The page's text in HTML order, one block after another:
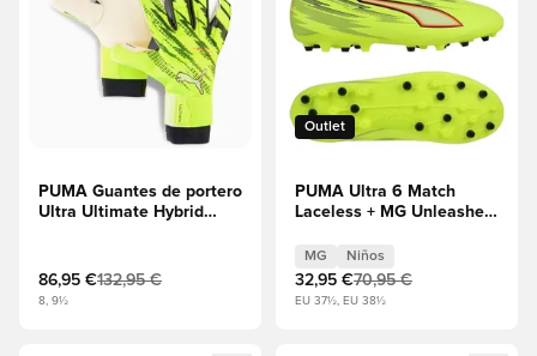
PUMA Guantes de portero
Ultra Ultimate Hybrid
86,95 €132,95 €
8, 9½
Outlet
PUMA Ultra 6 Match
Laceless + MG Unleashed
Negro/Rojo
resplandeciente/Lima
Squeeze Niños
MG Niños
32,95 €70,95 €
EU 37½, EU 38½